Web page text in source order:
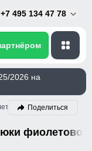
+7 495 134 47 78
2026 на
Поделиться